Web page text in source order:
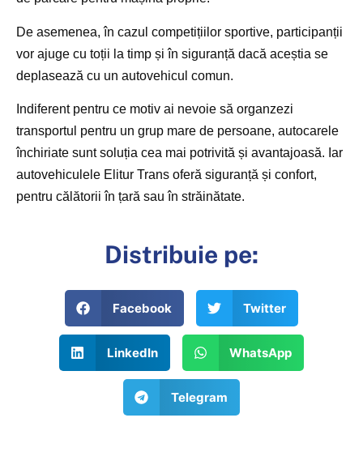
De asemenea, în cazul competițiilor sportive, participanții
vor ajuge cu toții la timp și în siguranță dacă aceștia se
deplasează cu un autovehicul comun.
Indiferent pentru ce motiv ai nevoie să organzezi
transportul pentru un grup mare de persoane, autocarele
închiriate sunt soluția cea mai potrivită și avantajoasă. Iar
autovehiculele Elitur Trans oferă siguranță și confort,
pentru călătorii în țară sau în străinătate.
Distribuie pe:
Facebook Twitter
LinkedIn WhatsApp
Telegram